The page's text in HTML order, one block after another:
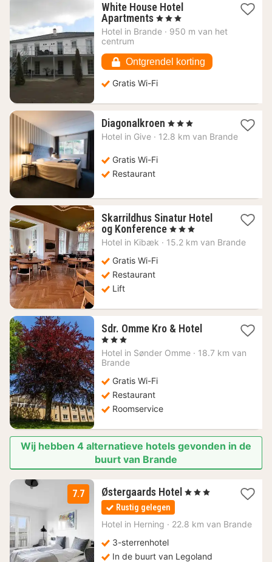
White House Hotel
Apartments 1
nacht
€
, 3 Sterren
Hotel in Brande · 950 m van het
centrum
Ontgrendel korting
Gratis Wi-Fi
Diagonalkroen 1
nacht
, 3 Sterren
Hotel in Give · 12.8 km van Brande
Gratis Wi-Fi
Restaurant
Skarrildhus Sinatur Hotel
og Konference 1
nacht
, 3 Sterren
Hotel in Kibæk · 15.2 km van Brande
Gratis Wi-Fi
Restaurant
Lift
Sdr. Omme Kro & Hotel1
vanaf
, 3 Sterren
Hotel in Sønder Omme · 18.7 km van
Brande
Gratis Wi-Fi
Restaurant
Roomservice
Wij hebben 4 alternatieve hotels gevonden in de
buurt van Brande
7.7 Østergaards Hotel 2
108,47
, 3 Sterren
Rustig gelegen
Hotel in Herning · 22.8 km van Brande
3-sterrenhotel
In de buurt van Legoland